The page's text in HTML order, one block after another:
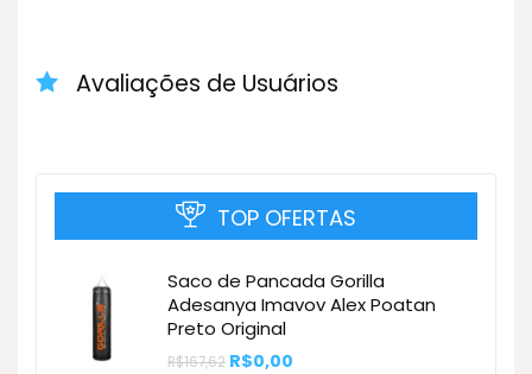
Avaliações de Usuários
TOP OFERTAS
Saco de Pancada Gorilla
Adesanya Imavov Alex Poatan
Preto Original
R$167,62 O
R$0,00